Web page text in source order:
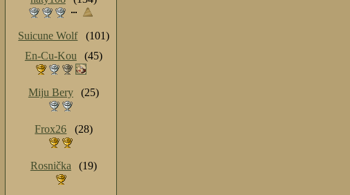
Suicune Wolf
(101)
En-Cu-Kou
(45)
Miju Bery (25)
Frox26 (28)
Rosnička (19)